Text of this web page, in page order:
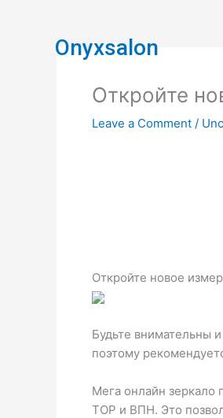
Onyxsalon
Откройте
Leave a Comment /
Откройте новое
Будьте внимательны
поэтому
Мега онлайн зеркало
ТОР и ВПН. Это